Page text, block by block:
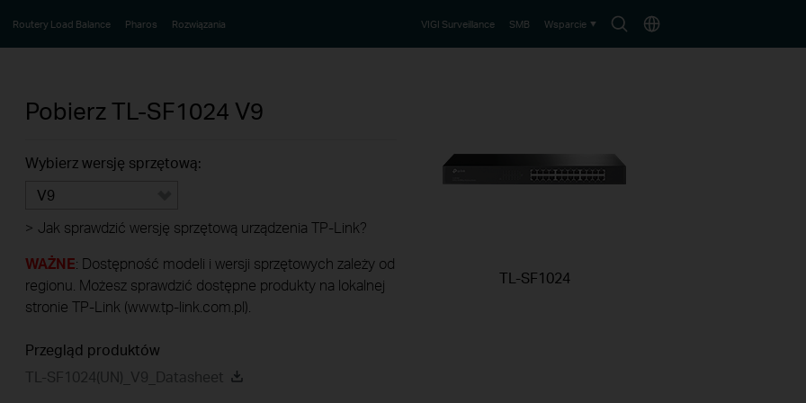
WyszukajWybierz
Routery Load Balance Pharos Rozwiązania VIGI Surveillance SMB Wsparcie
Pobierz TL-SF1024 V9
Wybierz wersję sprzętową:
V9
> Jak sprawdzić wersję sprzętową urządzenia TP-Link?
WAŻNE: Dostępność modeli i wersji sprzętowych zależy od
regionu. Możesz sprawdzić dostępne produkty na lokalnej
stronie TP-Link (www.tp-link.com.pl).
Przegląd produktów
TL-SF1024(UN)_V9_Datasheet
TL-SF1024